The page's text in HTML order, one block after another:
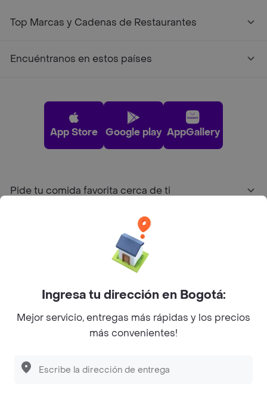
Top Marcas y Cadenas de Restaurantes
Encuéntranos en estos países
App Store Google play AppGallery
Pide tu comida favorita cerca de ti
Sobre Rappi
Facebook
Twitter
Instagram
© 2026Rappi Inc. All rights reserved.
Ingresa tu dirección en Bogotá:
Mejor servicio, entregas más rápidas y los precios
más convenientes!